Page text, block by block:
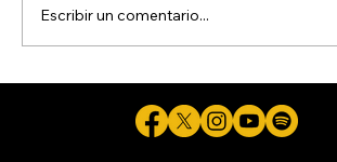
Escribir un comentario...